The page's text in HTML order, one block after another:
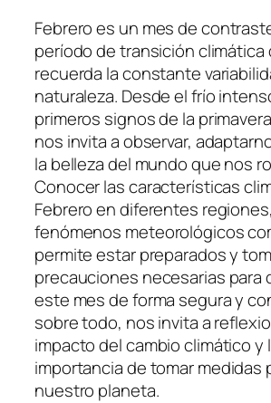
Febrero es un mes de
período de transición climática
recuerda la constante
naturaleza. Desde el frío
primeros signos de la
nos invita a observar,
la belleza del mundo que nos
Conocer las características
Febrero en diferentes
fenómenos meteorológicos
permite estar preparados y
precauciones necesarias para
este mes de forma segura y
sobre todo, nos invita a
impacto del cambio climático y
importancia de tomar medidas
nuestro planeta.